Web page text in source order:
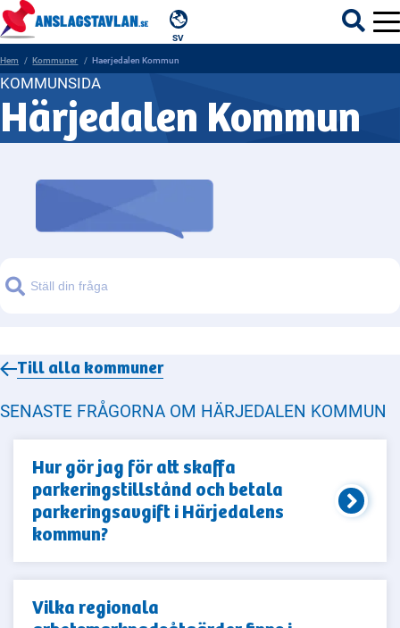
SV
ÄMNEN
REGIONER
Hem Kommuner Haerjedalen Kommun
KOMMUNSIDA
Härjedalen Kommun
Sök
Till alla kommuner
SENASTE FRÅGORNA OM HÄRJEDALEN KOMMUN
Hur gör jag för att skaffa
parkeringstillstånd och betala
parkeringsavgift i Härjedalens
kommun?
Vilka regionala